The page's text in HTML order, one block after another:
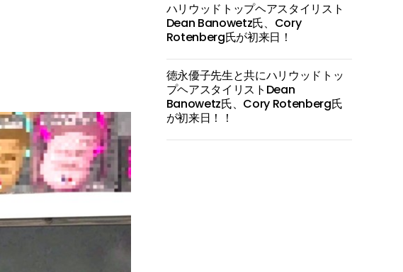
ハリウッドトップヘアスタイリスト
Dean Banowetz氏、Cory
Rotenberg氏が初来日！
徳永優子先生と共にハリウッドトッ
プヘアスタイリストDean
Banowetz氏、Cory Rotenberg氏
が初来日！！